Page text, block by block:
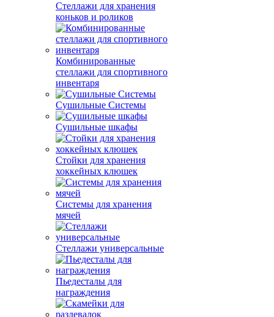
Стеллажи для хранения
коньков и роликов
Комбинированные
стеллажи для спортивного
инвентаря
Сушильные Системы
Сушильные шкафы
Стойки для хранения
хоккейных клюшек
Системы для хранения
мячей
Стеллажи универсальные
Пьедесталы для
награждения